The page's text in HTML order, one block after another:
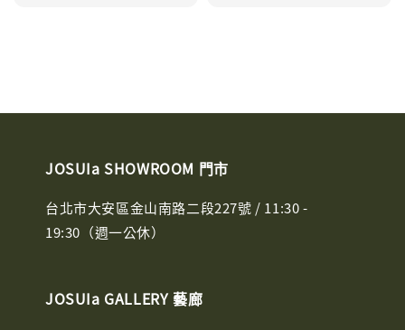
JOSUIa SHOWROOM 門市
台北市大安區金山南路二段227號 / 11:30 -
19:30（週一公休）
JOSUIa GALLERY 藝廊